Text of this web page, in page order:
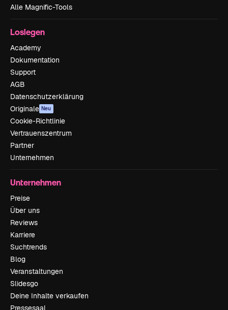
Alle Magnific-Tools
Loslegen
Academy
Dokumentation
Support
AGB
Datenschutzerklärung
Originale Neu
Cookie-Richtlinie
Vertrauenszentrum
Partner
Unternehmen
Unternehmen
Preise
Über uns
Reviews
Karriere
Suchtrends
Blog
Veranstaltungen
Slidesgo
Deine Inhalte verkaufen
Pressesaal